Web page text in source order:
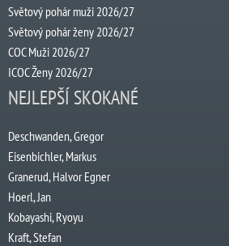
Světový pohár muži 2026/27
Světový pohár ženy 2026/27
COC Muži 2026/27
ICOC Ženy 2026/27
NEJLEPŠÍ SKOKANÉ
Deschwanden, Gregor
Eisenbichler, Markus
Granerud, Halvor Egner
Hoerl, Jan
Kobayashi, Ryoyu
Kraft, Stefan